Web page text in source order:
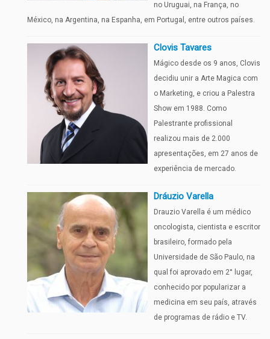
no Uruguai, na França, no
México, na Argentina, na Espanha, em Portugal, entre outros países.
Clovis Tavares
Mágico desde os 9 anos, Clovis
decidiu unir a Arte Magica com
o Marketing, e criou a Palestra
Show em 1988. Como
Palestrante profissional
realizou mais de 2.000
apresentações, em 27 anos de
experiência de mercado.
Dráuzio Varella
Drauzio Varella é um médico
oncologista, cientista e escritor
brasileiro, formado pela
Universidade de São Paulo, na
qual foi aprovado em 2° lugar,
conhecido por popularizar a
medicina em seu país, através
de programas de rádio e TV.